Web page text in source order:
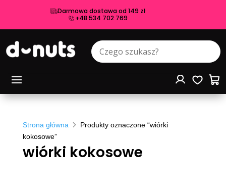
Darmowa dostawa od 149 zł
+48 534 702 769
Strona główna
Produkty oznaczone “wiórki
kokosowe”
wiórki kokosowe